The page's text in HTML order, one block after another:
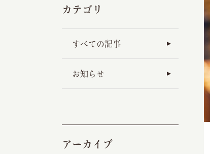
カテゴリ
すべての記事
お知らせ
アーカイブ